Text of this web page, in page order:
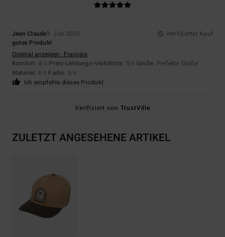
Jean Claude9. Juli 2026
Verifizierter Kauf
gutes Produkt
Original anzeigen - Français
Komfort: 4/5 Preis-Leistungs-Verhältnis: 5/5 Größe: Perfekte Größe
Material: 4 /5 Farbe: 5/5
Ich empfehle dieses Produkt
Verifiziert von TrustVille
ZULETZT ANGESEHENE ARTIKEL